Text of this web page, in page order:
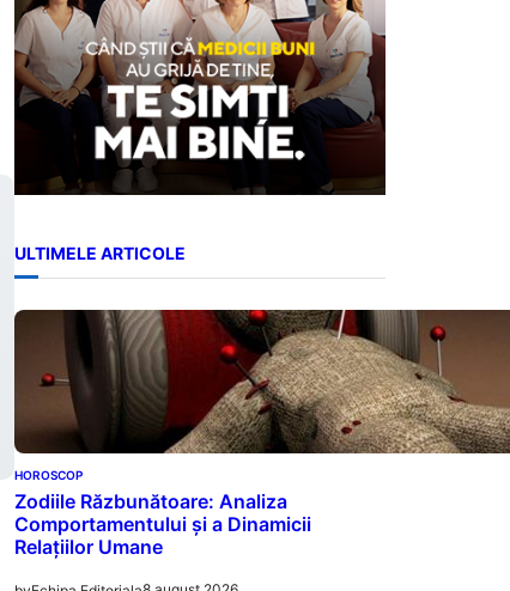
ULTIMELE ARTICOLE
HOROSCOP
Zodiile Răzbunătoare: Analiza
Comportamentului și a Dinamicii
Relațiilor Umane